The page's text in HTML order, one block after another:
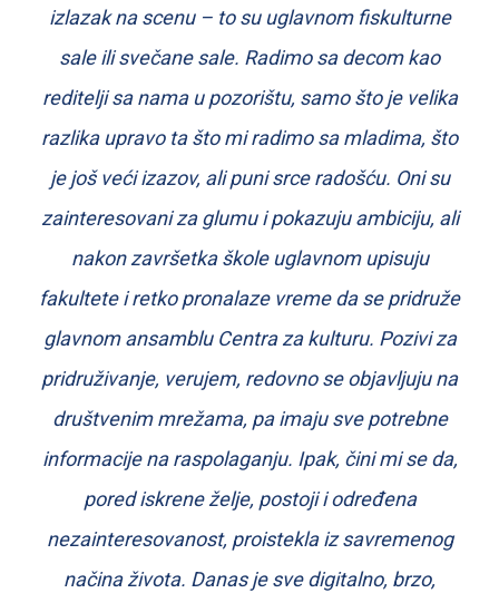
izlazak na scenu – to su uglavnom fiskulturne
sale ili svečane sale. Radimo sa decom kao
reditelji sa nama u pozorištu, samo što je velika
razlika upravo ta što mi radimo sa mladima, što
je još veći izazov, ali puni srce radošću. Oni su
zainteresovani za glumu i pokazuju ambiciju, ali
nakon završetka škole uglavnom upisuju
fakultete i retko pronalaze vreme da se pridruže
glavnom ansamblu Centra za kulturu. Pozivi za
pridruživanje, verujem, redovno se objavljuju na
društvenim mrežama, pa imaju sve potrebne
informacije na raspolaganju. Ipak, čini mi se da,
pored iskrene želje, postoji i određena
nezainteresovanost, proistekla iz savremenog
načina života. Danas je sve digitalno, brzo,